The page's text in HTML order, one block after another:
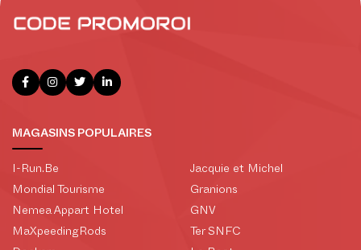
MAGASINS POPULAIRES
I-Run.Be
Mondial Tourisme
Nemea Appart Hotel
MaXpeedingRods
Jacquie et Michel
Granions
GNV
Ter SNFC